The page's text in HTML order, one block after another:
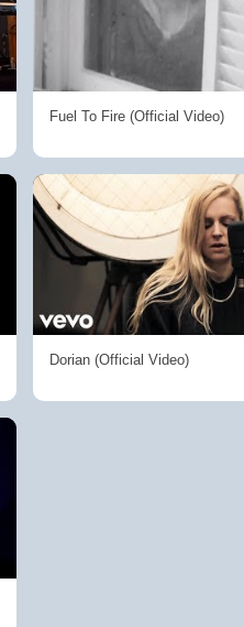
Fuel To Fire (Official Video)
Dorian (Official Video)